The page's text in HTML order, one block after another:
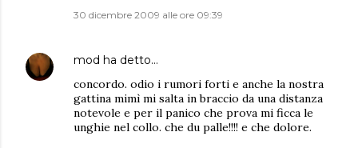
30 dicembre 2009 alle ore 09:39
mod ha detto…
concordo. odio i rumori forti e anche la nostra
gattina mimì mi salta in braccio da una distanza
notevole e per il panico che prova mi ficca le
unghie nel collo. che du palle!!!! e che dolore.